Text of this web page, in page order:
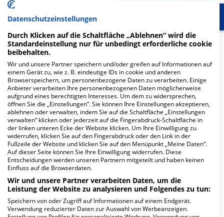
Start Für die Klinik
Herzlich Willkommen
DieAllgemeine Klinik der Segeberger Kliniken
Akutklinikder allgemeinenGrund- und
Regelversorgungund gehört seit 2003 zur
Unternehmensgruppe.
Eineoptimale medizinische Versorgung…
Weiterlesen
Besuchszeiten
Mo-Fr 15:00 - 20:00 Uhr | Sa-So 12:00 - 20:00 Uhr
mehr Informationen
Datenschutzeinstellungen
Durch Klicken auf die Schaltfläche „Ablehnen“ wird die
Standardeinstellung nur für unbedingt erforderliche cookie
beibehalten.
Wir und unsere Partner speichern und/oder greifen auf Informationen auf
einem Gerät zu, wie z. B. eindeutige IDs in cookie und anderen
Browserspeichern, um personenbezogene Daten zu verarbeiten. Einige
Anbieter verarbeiten Ihre personenbezogenen Daten möglicherweise
aufgrund eines berechtigten Interesses. Um dem zu widersprechen,
öffnen Sie die „Einstellungen“. Sie können Ihre Einstellungen akzeptieren,
ablehnen oder verwalten, indem Sie auf die Schaltfläche „Einstellungen
verwalten“ klicken oder jederzeit auf die Fingerabdruck-Schaltfläche in
der linken unteren Ecke der Website klicken. Um Ihre Einwilligung zu
widerrufen, klicken Sie auf den Fingerabdruck oder den Link in der
Fußzeile der Website und klicken Sie auf den Menüpunkt „Meine Daten“.
Auf dieser Seite können Sie Ihre Einwilligung widerrufen. Diese
Entscheidungen werden unseren Partnern mitgeteilt und haben keinen
Einfluss auf die Browserdaten.
Wir und unsere Partner verarbeiten Daten, um die
Leistung der Website zu analysieren und Folgendes zu tun:
Speichern von oder Zugriff auf Informationen auf einem Endgerät.
Verwendung reduzierter Daten zur Auswahl von Werbeanzeigen.